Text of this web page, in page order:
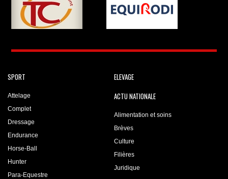
SPORT
Attelage
Complet
Dressage
Endurance
Horse-Ball
Hunter
Para-Equestre
ELEVAGE
ACTU NATIONALE
Alimentation et soins
Brèves
Culture
Filières
Juridique